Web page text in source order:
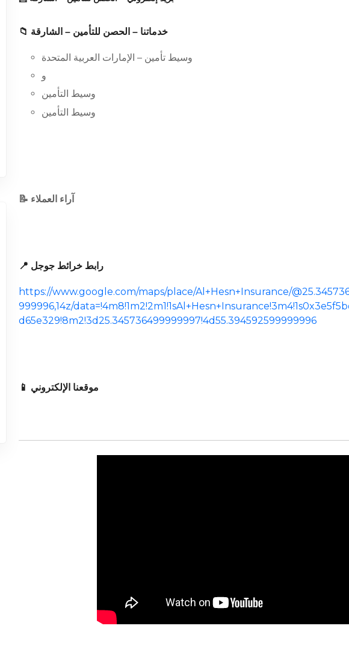
📁 خدماتنا – الحصن للتأمين – الشارقة
وسيط تأمين – الإمارات العربية المتحدة
و
وسيط التأمين
وسيط التأمين
📝 آراء العملاء
📍 رابط خرائط جوجل
https://www.google.com/maps/place/Al+Hesn+Insurance/
999996,14z/
d65e329!8m2!3d25.345736499999997!4d55.394592599999996
📱 موقعنا الإلكتروني